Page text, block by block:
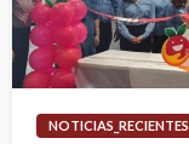
NOTICIAS_RECIENTES